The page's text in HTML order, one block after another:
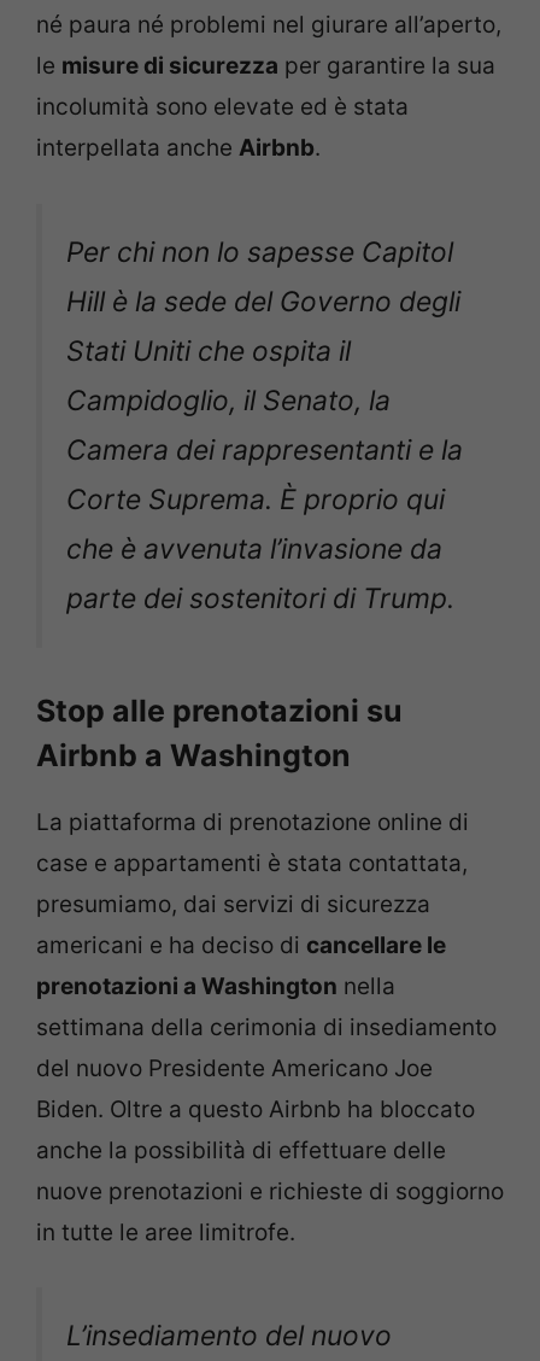
né paura né problemi nel giurare all’aperto,
le misure di sicurezza per garantire la sua
incolumità sono elevate ed è stata
interpellata anche Airbnb.
Per chi non lo sapesse Capitol
Hill è la sede del Governo degli
Stati Uniti che ospita il
Campidoglio, il Senato, la
Camera dei rappresentanti e la
Corte Suprema. È proprio qui
che è avvenuta l’invasione da
parte dei sostenitori di Trump.
Stop alle prenotazioni su
Airbnb a Washington
La piattaforma di prenotazione online di
case e appartamenti è stata contattata,
presumiamo, dai servizi di sicurezza
americani e ha deciso di cancellare le
prenotazioni a Washington nella
settimana della cerimonia di insediamento
del nuovo Presidente Americano Joe
Biden. Oltre a questo Airbnb ha bloccato
anche la possibilità di effettuare delle
nuove prenotazioni e richieste di soggiorno
in tutte le aree limitrofe.
L’insediamento del nuovo